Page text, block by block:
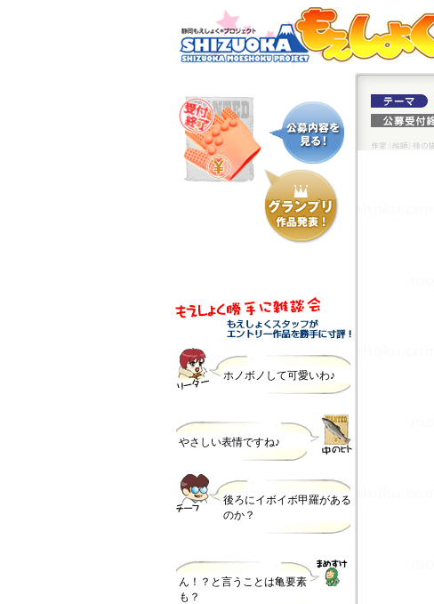
ホノボノして可愛いわ♪
やさしい表情ですね♪
後ろにイボイボ甲羅がある
のか？
ん！？と言うことは亀要素
も？